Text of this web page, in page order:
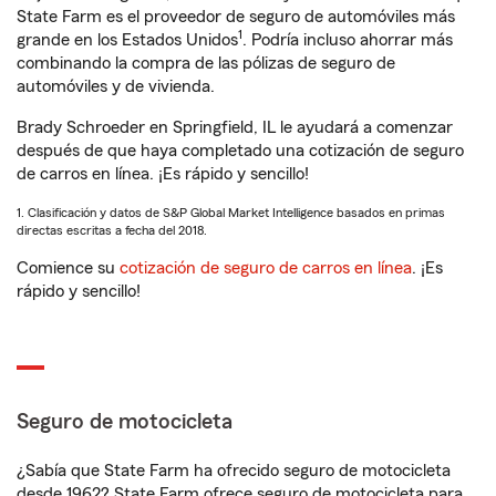
State Farm es el proveedor de seguro de automóviles más
grande en los Estados Unidos1. Podría incluso ahorrar más
combinando la compra de las pólizas de seguro de
automóviles y de vivienda.
Brady Schroeder en Springfield, IL le ayudará a comenzar
después de que haya completado una cotización de seguro
de carros en línea. ¡Es rápido y sencillo!
1. Clasificación y datos de S&P Global Market Intelligence basados en primas
directas escritas a fecha del 2018.
Comience su cotización de seguro de carros en línea. ¡Es
rápido y sencillo!
Seguro de motocicleta
¿Sabía que State Farm ha ofrecido seguro de motocicleta